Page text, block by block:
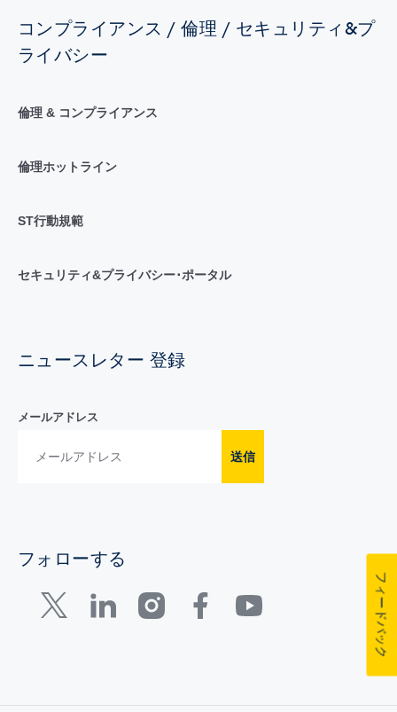
コンプライアンス / 倫理 / セキュリティ&プ
ライバシー
倫理 & コンプライアンス
倫理ホットライン
ST行動規範
セキュリティ&プライバシー･ポータル
ニュースレター 登録
メールアドレス
送信
フォローする
フィードバック